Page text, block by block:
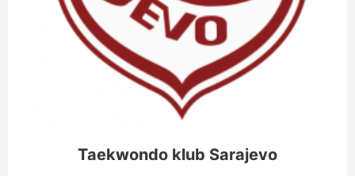
Taekwondo klub Sarajevo